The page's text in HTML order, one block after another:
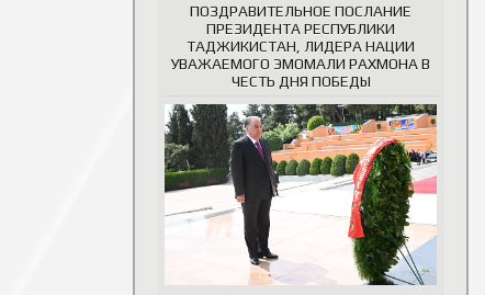
ПОЗДРАВИТЕЛЬНОЕ ПОСЛАНИЕ
ПРЕЗИДЕНТА РЕСПУБЛИКИ
ТАДЖИКИСТАН, ЛИДЕРА НАЦИИ
УВАЖАЕМОГО ЭМОМАЛИ РАХМОНА В
ЧЕСТЬ ДНЯ ПОБЕДЫ